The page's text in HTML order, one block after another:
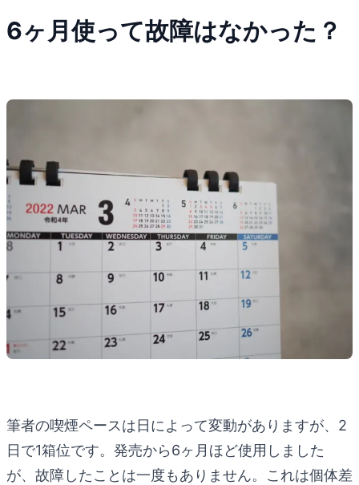
6ヶ月使って故障はなかった？
筆者の喫煙ペースは日によって変動がありますが、2
日で1箱位です。発売から6ヶ月ほど使用しました
が、故障したことは一度もありません。これは個体差